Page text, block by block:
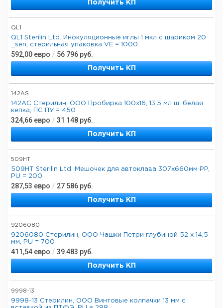
Получить КП
QL1
QL1 Sterilin Ltd. Инокуляционные иглы 1 мкл с шариком 20
_sen, стерильная упаковка VE = 1000
592,00 евро / 56 796 руб.
Получить КП
142AS
142АС Стерилин, ООО Пробирка 100х16, 13,5 мл ш. белая
кепка, ПС ПУ = 450
324,66 евро / 31 148 руб.
Получить КП
509HT
509HT Sterilin Ltd. Мешочек для автоклава 307x660мм PP,
PU = 200
287,53 евро / 27 586 руб.
Получить КП
9206080
9206080 Стерилин, ООО Чашки Петри глубиной 52 x 14,5
мм, PU = 700
411,54 евро / 39 483 руб.
Получить КП
9998-13
9998-13 Стерилин, ООО Винтовые колпачки 13 мм с